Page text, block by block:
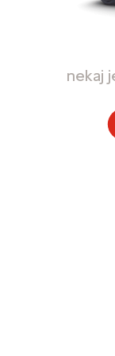
nekaj